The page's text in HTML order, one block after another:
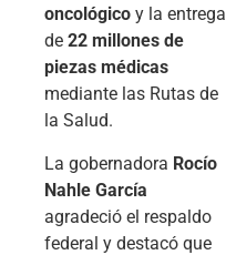
oncológico y la entrega
de 22 millones de
piezas médicas
mediante las Rutas de
la Salud.
La gobernadora Rocío
Nahle García
agradeció el respaldo
federal y destacó que